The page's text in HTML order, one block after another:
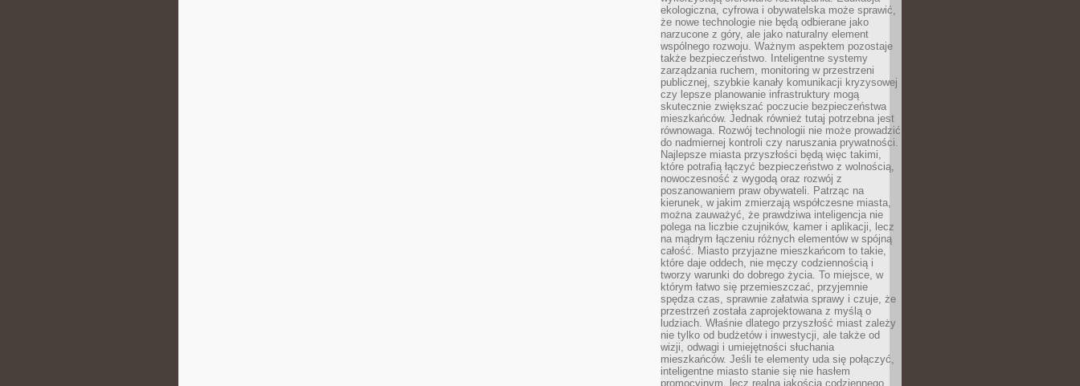
ekologiczna, cyfrowa i obywatelska może sprawić,
że nowe technologie nie będą odbierane jako
narzucone z góry, ale jako naturalny element
wspólnego rozwoju. Ważnym aspektem pozostaje
także bezpieczeństwo. Inteligentne systemy
zarządzania ruchem, monitoring w przestrzeni
publicznej, szybkie kanały komunikacji kryzysowej
czy lepsze planowanie infrastruktury mogą
skutecznie zwiększać poczucie bezpieczeństwa
mieszkańców. Jednak również tutaj potrzebna jest
równowaga. Rozwój technologii nie może prowadzić
do nadmiernej kontroli czy naruszania prywatności.
Najlepsze miasta przyszłości będą więc takimi,
które potrafią łączyć bezpieczeństwo z wolnością,
nowoczesność z wygodą oraz rozwój z
poszanowaniem praw obywateli. Patrząc na
kierunek, w jakim zmierzają współczesne miasta,
można zauważyć, że prawdziwa inteligencja nie
polega na liczbie czujników, kamer i aplikacji, lecz
na mądrym łączeniu różnych elementów w spójną
całość. Miasto przyjazne mieszkańcom to takie,
które daje oddech, nie męczy codziennością i
tworzy warunki do dobrego życia. To miejsce, w
którym łatwo się przemieszczać, przyjemnie
spędza czas, sprawnie załatwia sprawy i czuje, że
przestrzeń została zaprojektowana z myślą o
ludziach. Właśnie dlatego przyszłość miast zależy
nie tylko od budżetów i inwestycji, ale także od
wizji, odwagi i umiejętności słuchania
mieszkańców. Jeśli te elementy uda się połączyć,
inteligentne miasto stanie się nie hasłem
promocyjnym, lecz realną jakością codziennego